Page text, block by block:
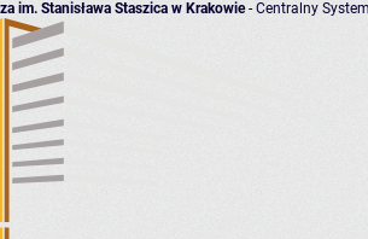
im. Stanisława Staszica w Krakowie- Centralny